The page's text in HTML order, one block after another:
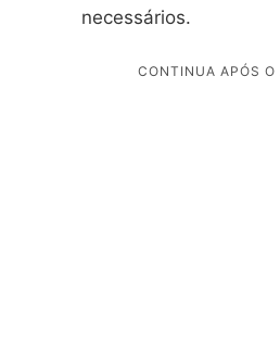
necessários.